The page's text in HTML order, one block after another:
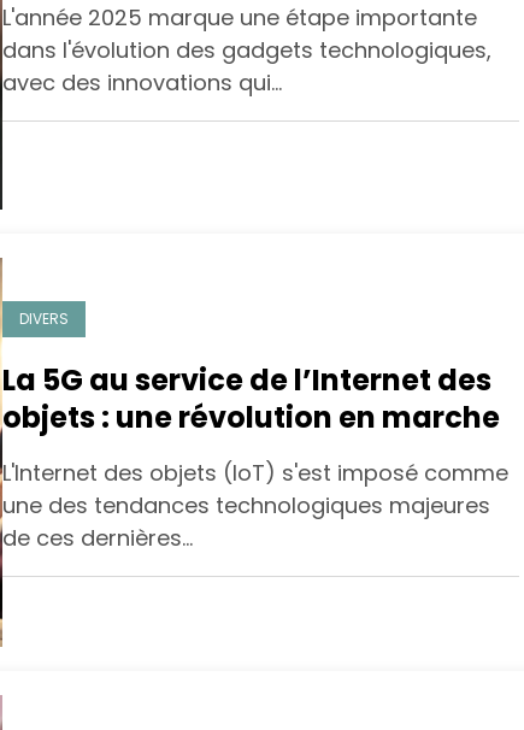
L'année 2025 marque une étape importante
dans l'évolution des gadgets technologiques,
avec des innovations qui…
DIVERS
La 5G au service de l’Internet des
objets : une révolution en marche
L'Internet des objets (IoT) s'est imposé comme
une des tendances technologiques majeures
de ces dernières…